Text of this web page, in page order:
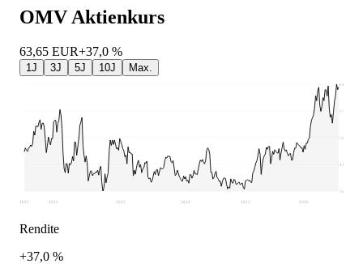
OMV Aktienkurs
63,65 EUR+37,0 %
1J 3J 5J 10J Max.
36,02
43,12
50,21
57,31
64,4
2021 2022 2023 2024 2025 2026
Rendite
+37,0 %